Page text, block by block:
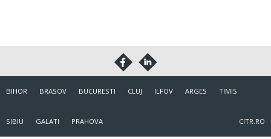
BIHOR BRASOV BUCURESTI CLUJ ILFOV ARGES TIMIS
SIBIU GALATI PRAHOVA CITR.RO